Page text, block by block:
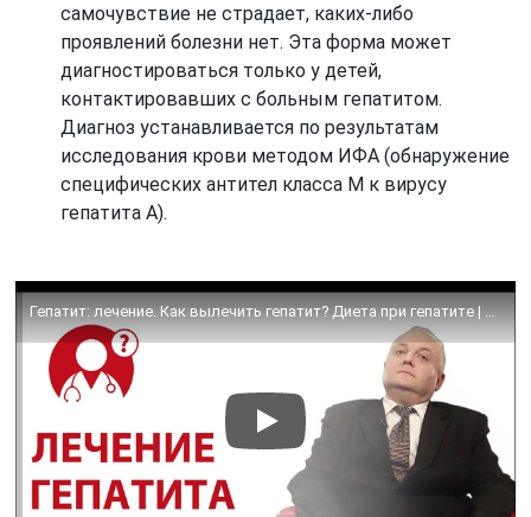
самочувствие не страдает, каких-либо
проявлений болезни нет. Эта форма может
диагностироваться только у детей,
контактировавших с больным гепатитом.
Диагноз устанавливается по результатам
исследования крови методом ИФА (обнаружение
специфических антител класса М к вирусу
гепатита А).